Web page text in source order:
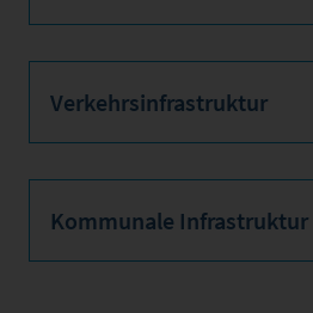
Verkehrsinfrastruktur
Kommunale Infrastruktur